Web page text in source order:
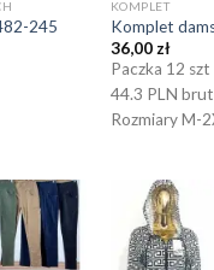
245
KOMPLET
Komplet
36,00zł
Paczka 12 szt
44.3 PLN
Rozmiary M-